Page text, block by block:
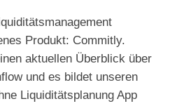
Produkt: Commitly.
aktuellen Überblick über
und es bildet unseren
Liquiditätsplanung App